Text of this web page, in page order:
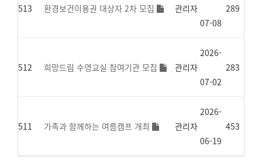
513 환경보건이용권 대상자 2차 모집 관리자
07-08
289
512 희망드림 수영교실 참여기관 모집 관리자
2026-
07-02
283
511 가족과 함께하는 여름캠프 개최 관리자
2026-
06-19
453